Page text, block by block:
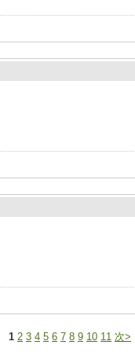
1 2 3 4 5 6 7 8 9 10 11 次>